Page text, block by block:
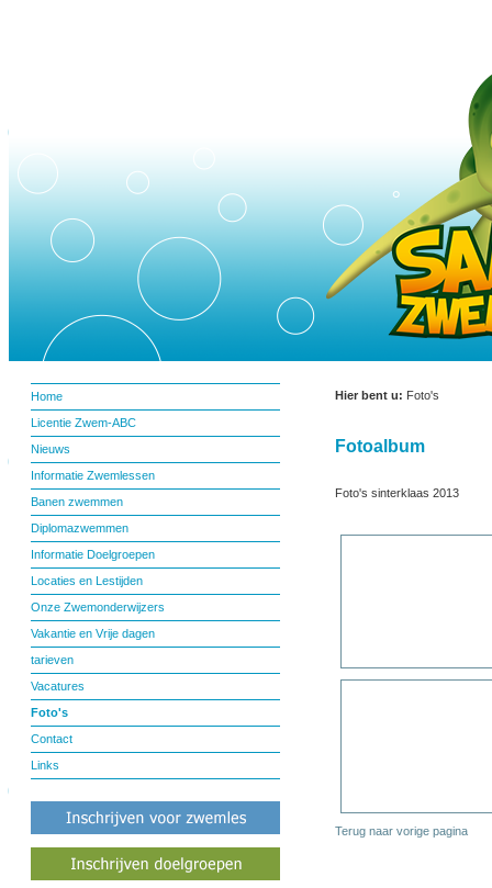
Home
Licentie Zwem-ABC
Nieuws
Informatie Zwemlessen
Banen zwemmen
Diplomazwemmen
Informatie Doelgroepen
Locaties en Lestijden
Onze Zwemonderwijzers
Vakantie en Vrije dagen
tarieven
Vacatures
Foto's
Contact
Links
Hier bent u: Foto's
Fotoalbum
Foto's sinterklaas 2013
Terug naar vorige pagina